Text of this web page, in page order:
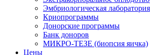
Эмбриологическая лаборатория
Криопрограммы
Донорские программы
Банк доноров
МИКРО-ТЕЗЕ (биопсия яичка)
Цены